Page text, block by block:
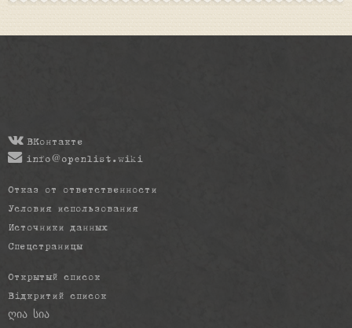
ВКонтакте
info@openlist.wiki
Отказ от ответственности
Условия использования
Источники данных
Спецстраницы
Открытый список
Відкритий список
ღია სია